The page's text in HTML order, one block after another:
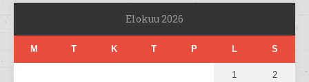
Elokuu 2026
M T K T P L S
1 2